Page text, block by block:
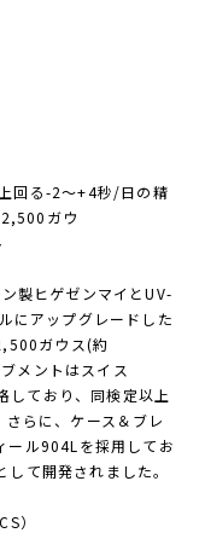
回る-2～+4秒/日の精
ガウ
製ヒゲゼンマイとUV-
にアップグレードした
ガウス(約
メントはスイス
しており、同検定以上
らに、ケース＆ブレ
ール904Lを採用してお
て開発されました。
）